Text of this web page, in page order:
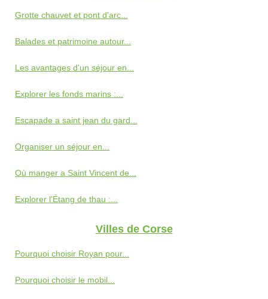
Grotte chauvet et pont d'arc...
Balades et patrimoine autour...
Les avantages d'un séjour en...
Explorer les fonds marins :...
Escapade a saint jean du gard...
Organiser un séjour en...
Où manger a Saint Vincent de...
Explorer l'Étang de thau :...
Villes de Corse
Pourquoi choisir Royan pour...
Pourquoi choisir le mobil...